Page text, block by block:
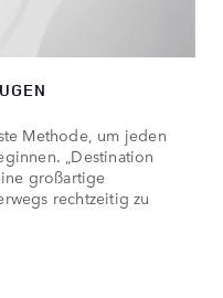
Methode, um jeden
„Destination
großartige
rechtzeitig zu